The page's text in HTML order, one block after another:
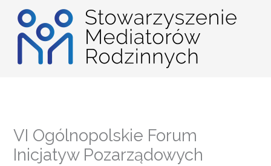
Przejdź
treści
VI Ogólnopolskie Forum
Inicjatyw Pozarządowych